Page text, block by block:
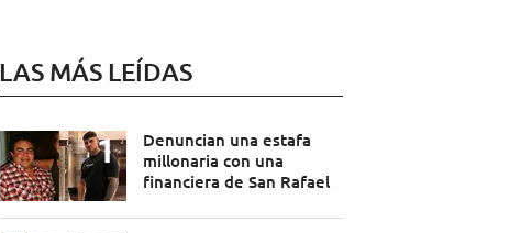
LAS MÁS LEÍDAS
Denuncian una estafa
millonaria con una
financiera de San Rafael